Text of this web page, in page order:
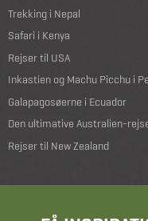
Trekking i Nepal
Safari i Kenya
Rejser til USA
Inkastien og Machu Picchu i
Galapagosøerne i Ecuador
Den ultimative Australien-
Rejser til New Zealand